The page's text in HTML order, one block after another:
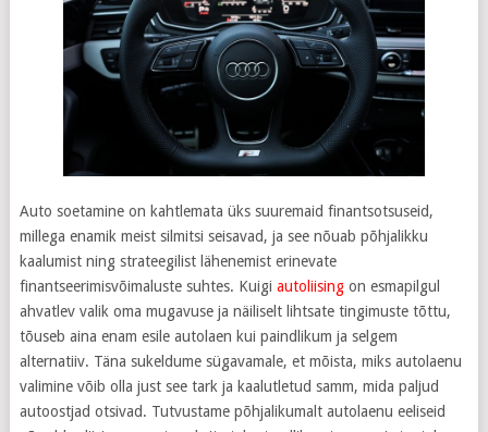
Auto soetamine on kahtlemata üks suuremaid finantsotsuseid,
millega enamik meist silmitsi seisavad, ja see nõuab põhjalikku
kaalumist ning strateegilist lähenemist erinevate
finantseerimisvõimaluste suhtes. Kuigi autoliising on esmapilgul
ahvatlev valik oma mugavuse ja näiliselt lihtsate tingimuste tõttu,
tõuseb aina enam esile autolaen kui paindlikum ja selgem
alternatiiv. Täna sukeldume sügavamale, et mõista, miks autolaenu
valimine võib olla just see tark ja kaalutletud samm, mida paljud
autoostjad otsivad. Tutvustame põhjalikumalt autolaenu eeliseid